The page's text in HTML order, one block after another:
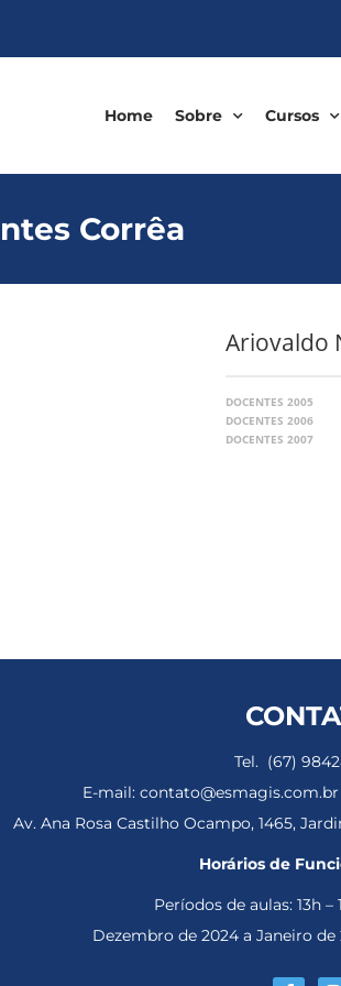
Home Sobre Cursos
Corrêa
Ariovaldo
DOCENTES 2005
DOCENTES 2006
DOCENTES 2007
Tel. (67)
E-mail:
Av. Ana Rosa Castilho Ocampo, 1465,
Horários de
Períodos de aulas: 13h –
Dezembro de 2024 a Janeiro de